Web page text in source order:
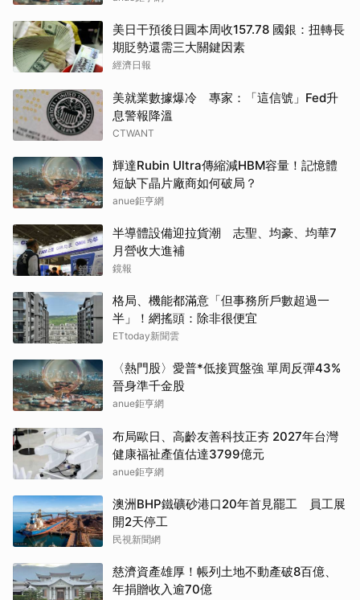
美日干預後日圓本周收157.78 國銀：扭轉長
期貶勢還需三大關鍵因素
經濟日報
美就業數據爆冷 專家：「這信號」Fed升
息警報降溫
CTWANT
輝達Rubin Ultra傳縮減HBM容量！記憶體
短缺下晶片廠商如何破局？
anue鉅亨網
半導體設備迎拉貨潮 志聖、均豪、均華7
月營收大進補
鏡報
格局、機能都滿意「但事務所戶數超過一
半」！網搖頭：除非很便宜
ETtoday新聞雲
〈熱門股〉愛普*低接買盤強 單周反彈43%
晉身準千金股
anue鉅亨網
布局歐日、高齡友善科技正夯 2027年台灣
健康福祉產值估達3799億元
anue鉅亨網
澳洲BHP鐵礦砂港口20年首見罷工 員工展
開2天停工
民視新聞網
慈濟資產雄厚！帳列土地不動產破8百億、
年捐贈收入逾70億